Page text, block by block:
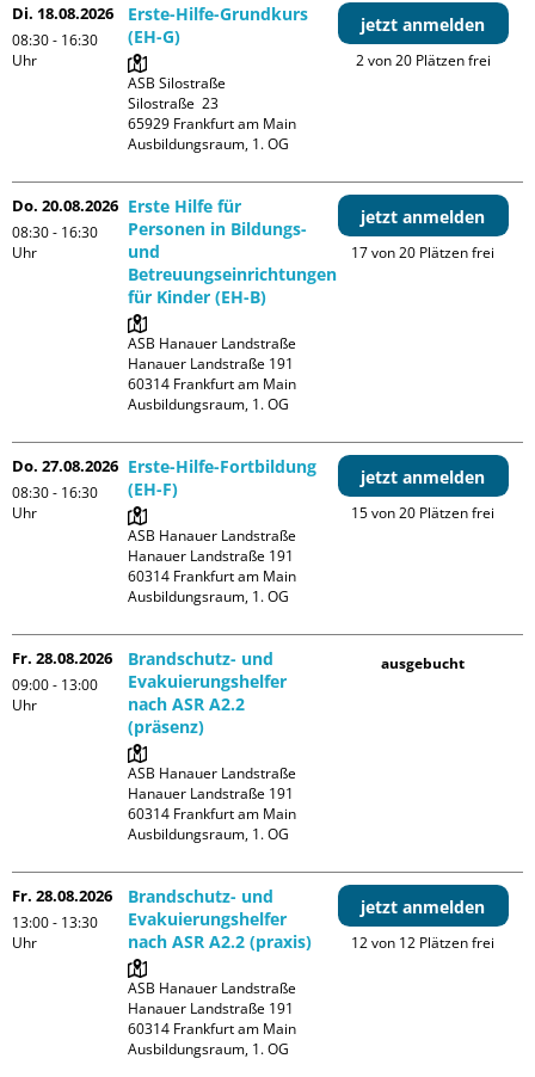
Di. 18.08.2026
08:30 - 16:30
Uhr
Erste-Hilfe-Grundkurs
(EH-G)
ASB Silostraße
Silostraße  23
65929 Frankfurt am Main
Ausbildungsraum, 1. OG
jetzt anmelden
2 von 20 Plätzen frei
Do. 20.08.2026
08:30 - 16:30
Uhr
Erste Hilfe für
Personen in Bildungs-
und
Betreuungseinrichtungen
für Kinder (EH-B)
ASB Hanauer Landstraße
Hanauer Landstraße 191
60314 Frankfurt am Main
Ausbildungsraum, 1. OG
jetzt anmelden
17 von 20 Plätzen frei
Do. 27.08.2026
08:30 - 16:30
Uhr
Erste-Hilfe-Fortbildung
(EH-F)
ASB Hanauer Landstraße
Hanauer Landstraße 191
60314 Frankfurt am Main
Ausbildungsraum, 1. OG
jetzt anmelden
15 von 20 Plätzen frei
Fr. 28.08.2026
09:00 - 13:00
Uhr
Brandschutz- und
Evakuierungshelfer
nach ASR A2.2
(präsenz)
ASB Hanauer Landstraße
Hanauer Landstraße 191
60314 Frankfurt am Main
Ausbildungsraum, 1. OG
ausgebucht
Fr. 28.08.2026
13:00 - 13:30
Uhr
Brandschutz- und
Evakuierungshelfer
nach ASR A2.2 (praxis)
ASB Hanauer Landstraße
Hanauer Landstraße 191
60314 Frankfurt am Main
Ausbildungsraum, 1. OG
jetzt anmelden
12 von 12 Plätzen frei